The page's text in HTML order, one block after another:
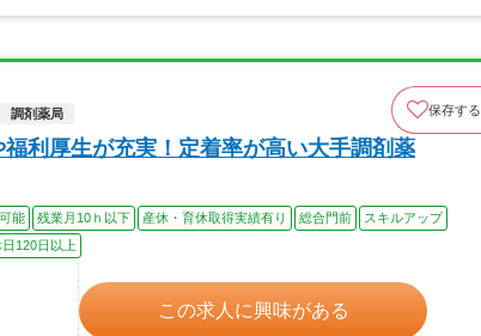
調剤薬局 保存する
利厚生が充実！定着率が高い大手調剤薬
能 残業月10ｈ以下 産休・育休取得実績有り 総合門前
スキルアップ
120日以上
この求人に興味がある